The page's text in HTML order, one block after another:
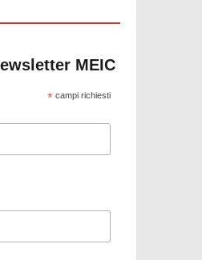
MEIC
* campi richiesti